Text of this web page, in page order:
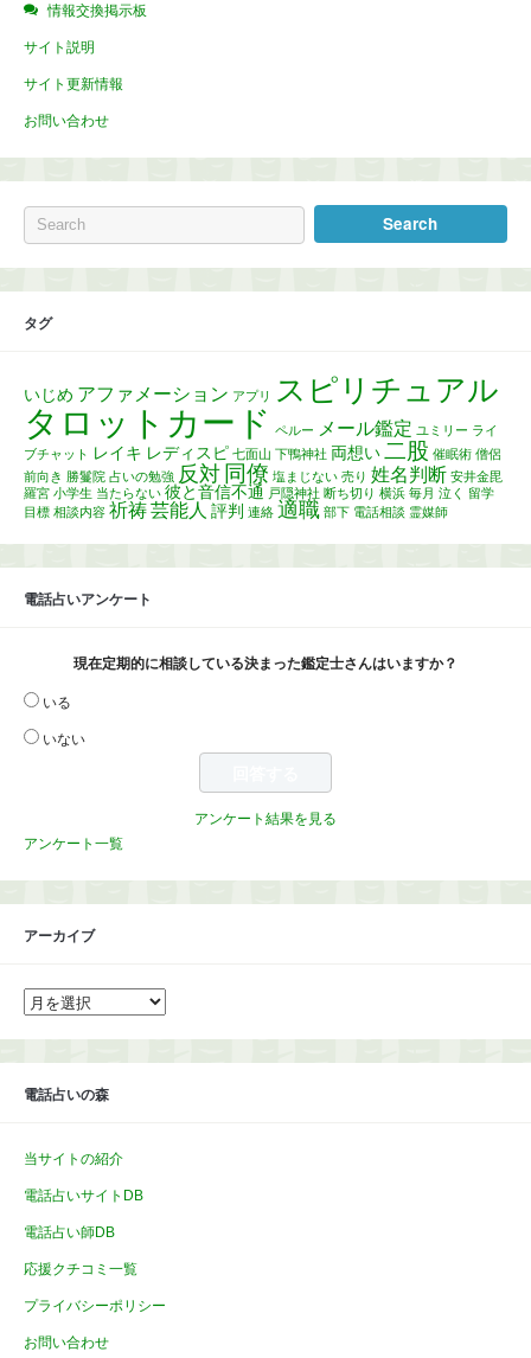
情報交換掲示板
サイト説明
サイト更新情報
お問い合わせ
タグ
いじめ アファメーション アプリ スピリチュアル
タロットカード ペルー メール鑑定 ユミリー ライ
ブチャット レイキ レディスピ 七面山 下鴨神社 両想い二股 催眠術 僧侶
前向き 勝鬘院 占いの勉強 反対 同僚 塩まじない 売り 姓名判断 安井金毘
羅宮 小学生 当たらない 彼と音信不通 戸隠神社 断ち切り 横浜 毎月 泣く
留学
目標 相談内容 祈祷芸能人 評判 連絡 適職 部下 電話相談 霊媒師
電話占いアンケート
現在定期的に相談している決まった鑑定士さんはいますか？
いる
いない
アンケート結果を見る
アンケート一覧
アーカイブ
ア
ー
イ
電話占いの森
当サイトの紹介
電話占いサイトDB
電話占い師DB
応援クチコミ一覧
プライバシーポリシー
お問い合わせ